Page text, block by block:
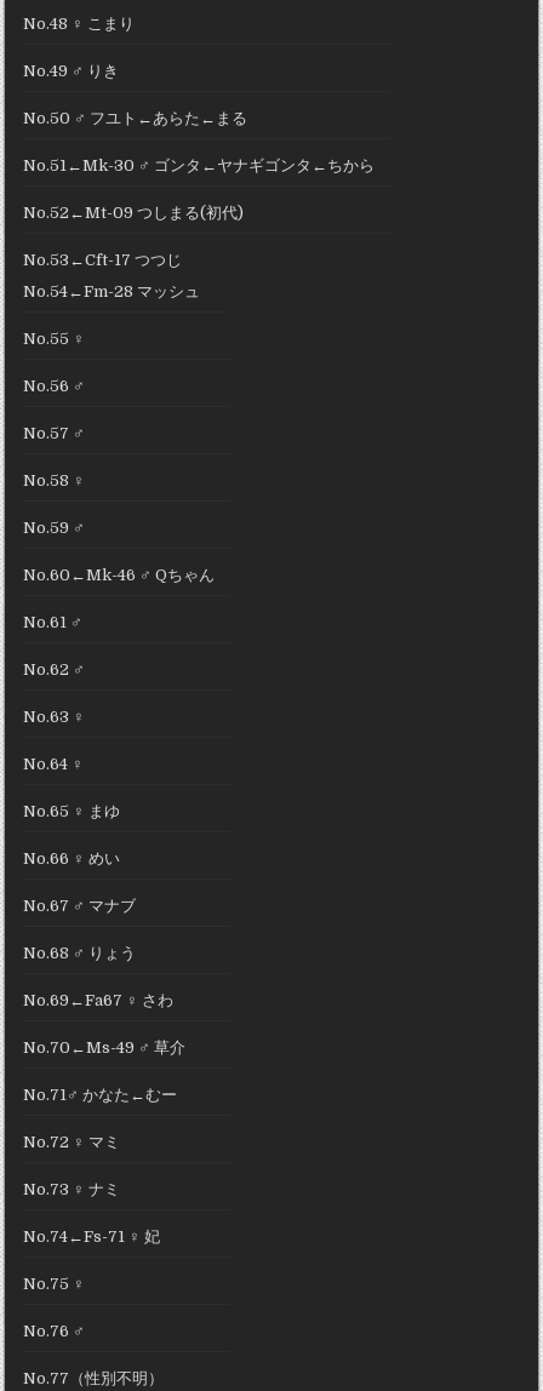
No.48 ♀ こまり
No.49 ♂ りき
No.50 ♂ フユト←あらた←まる
No.51←Mk-30 ♂ ゴンタ←ヤナギゴンタ←ちから
No.52←Mt-09 つしまる(初代)
No.53←Cft-17 つつじ
No.54←Fm-28 マッシュ
No.55 ♀
No.56 ♂
No.57 ♂
No.58 ♀
No.59 ♂
No.60←Mk-46 ♂ Qちゃん
No.61 ♂
No.62 ♂
No.63 ♀
No.64 ♀
No.65 ♀ まゆ
No.66 ♀ めい
No.67 ♂ マナブ
No.68 ♂ りょう
No.69←Fa67 ♀ さわ
No.70←Ms-49 ♂ 草介
No.71♂ かなた←むー
No.72 ♀ マミ
No.73 ♀ ナミ
No.74←Fs-71 ♀ 妃
No.75 ♀
No.76 ♂
No.77（性別不明）